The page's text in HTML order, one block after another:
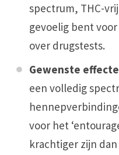
spectrum, THC-
gevoelig bent
over drugstests.
Gewenste
een volledig
voor het
krachtiger zijn